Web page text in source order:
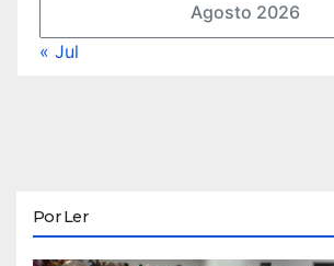
Agosto 2026
« Jul
Por Ler